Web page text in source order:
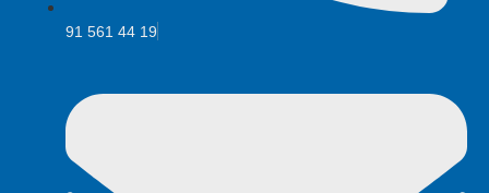
91 561 44 19